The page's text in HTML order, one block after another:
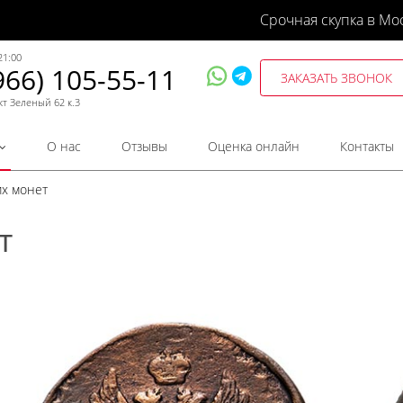
Срочная скупка в
105-55-11
Зеленый 62 к.3
ЗАКАЗАТЬ ЗВОНОК
О нас Отзывы Оценка онлайн Контакты
монет